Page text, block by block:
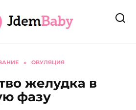
» ОВУЛЯЦИЯ
желудка в
фазу